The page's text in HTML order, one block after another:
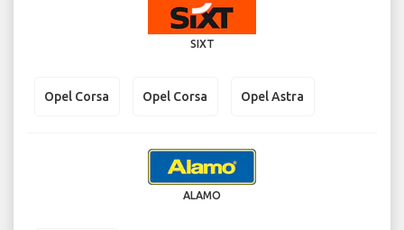
SIXT
Opel Corsa Opel Corsa Opel Astra
ALAMO